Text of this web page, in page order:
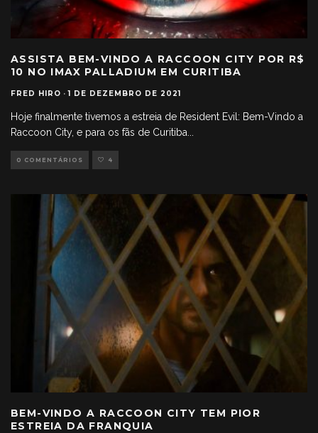
ASSISTA BEM-VINDO A RACCOON CITY POR R$
10 NO IMAX PALLADIUM EM CURITIBA
FRED HIRO · 1 DE DEZEMBRO DE 2021
Hoje finalmente tivemos a estreia de Resident Evil: Bem-Vindo a
Raccoon City, e para os fãs de Curitiba
0 COMENTÁRIOS 4
BEM-VINDO A RACCOON CITY TEM PIOR
ESTREIA DA FRANQUIA